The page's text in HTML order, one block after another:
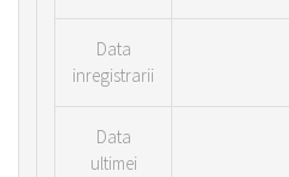
Data
inregistrarii
Data
ultimei